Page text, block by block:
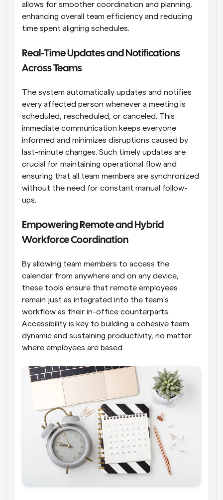
allows for smoother coordination and planning,
enhancing overall team efficiency and reducing
time spent aligning schedules.
Real-Time Updates and Notifications
Across Teams
The system automatically updates and notifies
every affected person whenever a meeting is
scheduled, rescheduled, or canceled. This
immediate communication keeps everyone
informed and minimizes disruptions caused by
last-minute changes. Such timely updates are
crucial for maintaining operational flow and
ensuring that all team members are synchronized
without the need for constant manual follow-
ups.
Empowering Remote and Hybrid
Workforce Coordination
By allowing team members to access the
calendar from anywhere and on any device,
these tools ensure that remote employees
remain just as integrated into the team’s
workflow as their in-office counterparts.
Accessibility is key to building a cohesive team
dynamic and sustaining productivity, no matter
where employees are based.